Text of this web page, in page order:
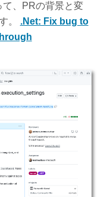
、PRの背景と変
。 .Net: Fix bug to